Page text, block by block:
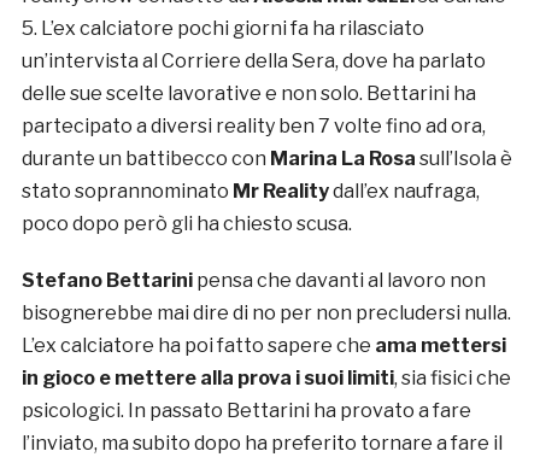
5. L’ex calciatore pochi giorni fa ha rilasciato
un’intervista al Corriere della Sera, dove ha parlato
delle sue scelte lavorative e non solo. Bettarini ha
partecipato a diversi reality ben 7 volte fino ad ora,
durante un battibecco con Marina La Rosa sull’Isola è
stato soprannominato Mr Realitydall’ex naufraga,
poco dopo però gli ha chiesto scusa.
Stefano Bettarini pensa che davanti al lavoro non
bisognerebbe mai dire di no per non precludersi nulla.
L’ex calciatore ha poi fatto sapere che ama mettersi
in gioco e mettere alla prova i suoi limiti, sia fisici che
psicologici. In passato Bettarini ha provato a fare
l’inviato, ma subito dopo ha preferito tornare a fare il